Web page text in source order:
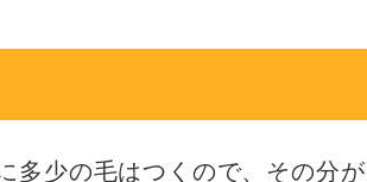
多少の毛はつくので、その分が